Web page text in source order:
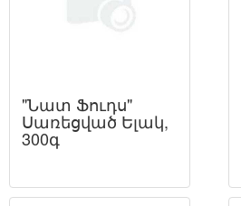
"Նատ Ֆուդս"
Սառեցված Ելակ,
300գ